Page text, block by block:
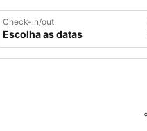
Check-in/out
Escolha as datas